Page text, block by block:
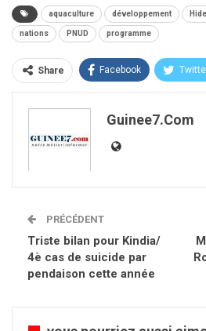
aquaculture développement
nations PNUD programme
Share Facebook
Guinee7.com
PRÉCÉDENT
Triste bilan pour Kindia/
4è cas de suicide par
pendaison cette année